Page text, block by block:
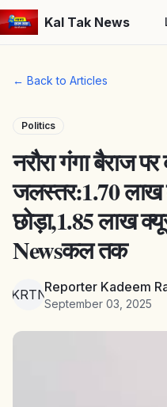
Kal Tak News
← Back to Articles
Politics
नरौरा गंगा बैराज
जलस्तर:1.70 लाख
छोड़ा,1.85 लाख
Newsकल तक
RKRTNतReporter Kadeem
September 03, 2025